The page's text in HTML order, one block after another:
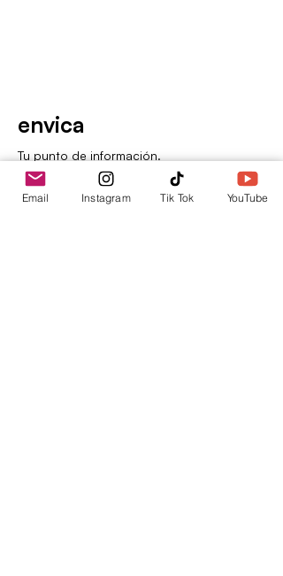
envica
Tu punto de información.
Email Instagram Tik Tok YouTube